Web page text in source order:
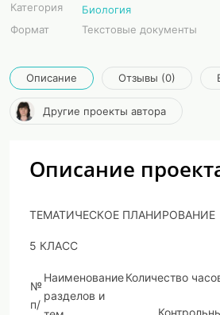
Категория
Биология
Формат
Текстовые документы
Описание Отзывы (0)
Другие проекты автора
Описание
ТЕМАТИЧЕСКОЕ ПЛАНИРОВАНИЕ
5 КЛАСС
№
п/
Наименование
разделов и
Количество